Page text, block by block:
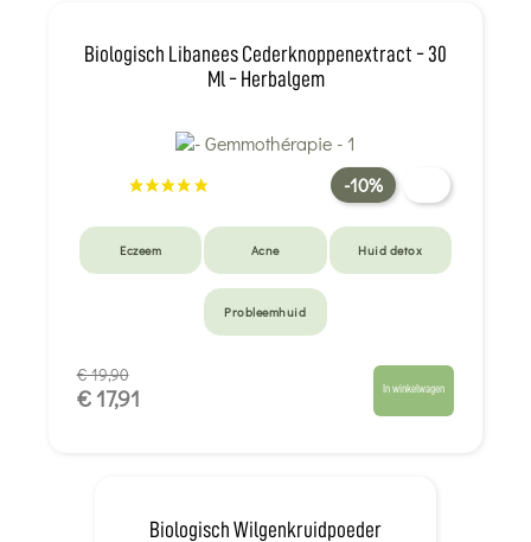
Biologisch Libanees Cederknoppenextract - 30
Ml - Herbalgem
-10%
Eczeem Acne Huid detox
Probleemhuid
€ 19,90
€ 17,91 In winkelwagen
Biologisch Wilgenkruidpoeder